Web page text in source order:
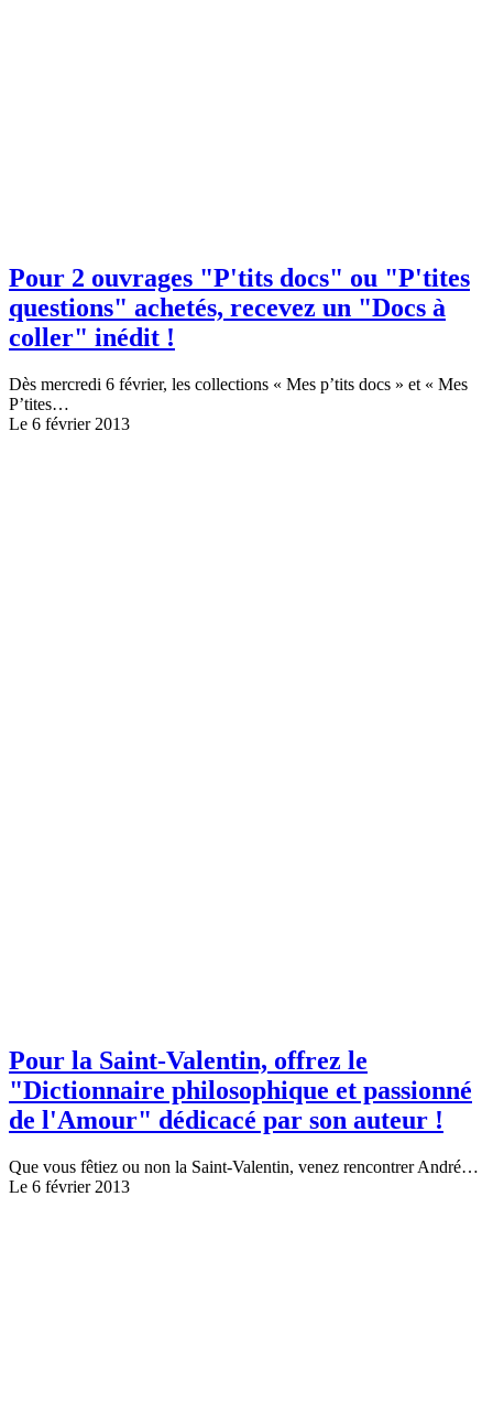
Pour 2 ouvrages "P'tits docs" ou "P'tites
questions" achetés, recevez un "Docs à
coller" inédit !
Dès mercredi 6 février, les collections « Mes p’tits docs » et « Mes
P’tites…
Le 6 février 2013
Pour la Saint-Valentin, offrez le
"Dictionnaire philosophique et passionné
de l'Amour" dédicacé par son auteur !
Que vous fêtiez ou non la Saint-Valentin, venez rencontrer André…
Le 6 février 2013